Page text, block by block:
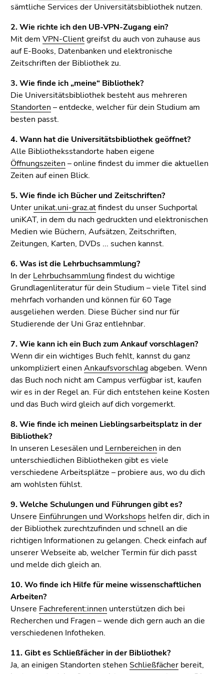
Link.
Zum
Inhalt
1)
Zur
Positionsanzeige
(Zugriffstaste
Zur
Hauptnavigation
(Zugriffstaste
3)
Zur
Unternavigation
(Zugriffstaste
4)
Zu
Zusatzinformationen
(Zugriffstaste
5)
Zu
den
Seiteneinstellungen
(Zugriffstaste
8)
Zur
Suche
(Zugriffstaste
9)
sämtliche Services der Universitätsbibliothek nutzen.
2. Wie richte ich den UB-VPN-Zugang ein?
Mit dem VPN-Clientgreifst du auch von zuhause aus
auf E-Books, Datenbanken und elektronische
Zeitschriften der Bibliothek zu.
3. Wie finde ich „meine“ Bibliothek?
Die Universitätsbibliothek besteht aus mehreren
Standorten – entdecke, welcher für dein Studium am
besten passt.
4. Wann hat die Universitätsbibliothek geöffnet?
Alle Bibliotheksstandorte haben eigene
Öffnungszeiten – online findest du immer die aktuellen
Zeiten auf einen Blick.
5. Wie finde ich Bücher und Zeitschriften?
Unter unikat.uni-graz.atfindest du unser Suchportal
uniKAT, in dem du nach gedruckten und elektronischen
Medien wie Büchern, Aufsätzen, Zeitschriften,
Zeitungen, Karten, DVDs ... suchen kannst.
6. Was ist die Lehrbuchsammlung?
In der Lehrbuchsammlungfindest du wichtige
Grundlagenliteratur für dein Studium – viele Titel sind
mehrfach vorhanden und können für 60 Tage
ausgeliehen werden. Diese Bücher sind nur für
Studierende der Uni Graz entlehnbar.
7. Wie kann ich ein Buch zum Ankauf vorschlagen?
Wenn dir ein wichtiges Buch fehlt, kannst du ganz
unkompliziert einen Ankaufsvorschlagabgeben. Wenn
das Buch noch nicht am Campus verfügbar ist, kaufen
wir es in der Regel an. Für dich entstehen keine Kosten
und das Buch wird gleich auf dich vorgemerkt.
8. Wie finde ich meinen Lieblingsarbeitsplatz in der
Bibliothek?
In unseren Lesesälen und Lernbereichen in den
unterschiedlichen Bibliotheken gibt es viele
verschiedene Arbeitsplätze – probiere aus, wo du dich
am wohlsten fühlst.
9. Welche Schulungen und Führungen gibt es?
Unsere Einführungen und Workshops helfen dir, dich in
der Bibliothek zurechtzufinden und schnell an die
richtigen Informationen zu gelangen. Check einfach auf
unserer Webseite ab, welcher Termin für dich passt
und melde dich gleich an.
10. Wo finde ich Hilfe für meine wissenschaftlichen
Arbeiten?
Unsere Fachreferent:innen unterstützen dich bei
Recherchen und Fragen – wende dich gern auch an die
verschiedenen Infotheken.
11. Gibt es Schließfächer in der Bibliothek?
Ja, an einigen Standorten stehen Schließfächer bereit,